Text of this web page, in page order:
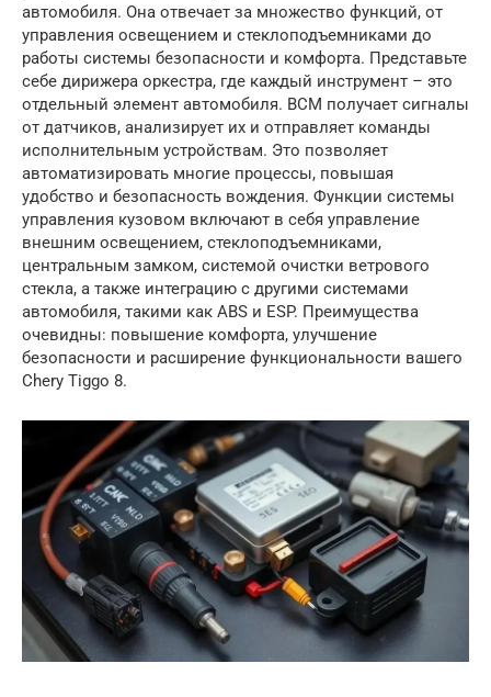
автомобиля. Она отвечает за множество функций, от
управления освещением и стеклоподъемниками до
работы системы безопасности и комфорта. Представьте
себе дирижера оркестра, где каждый инструмент – это
отдельный элемент автомобиля. BCM получает сигналы
от датчиков, анализирует их и отправляет команды
исполнительным устройствам. Это позволяет
автоматизировать многие процессы, повышая
удобство и безопасность вождения. Функции системы
управления кузовом включают в себя управление
внешним освещением, стеклоподъемниками,
центральным замком, системой очистки ветрового
стекла, а также интеграцию с другими системами
автомобиля, такими как ABS и ESP. Преимущества
очевидны: повышение комфорта, улучшение
безопасности и расширение функциональности вашего
Chery Tiggo 8.